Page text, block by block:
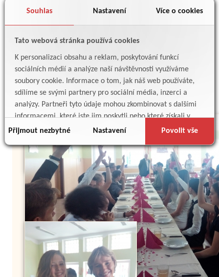
Souhlas Nastavení Více o cookies
Tato webová stránka používá cookies
K personalizaci obsahu a reklam, poskytování funkcí
sociálních médií a analýze naší návštěvnosti využíváme
soubory cookie. Informace o tom, jak náš web používáte,
sdílíme se svými partnery pro sociální média, inzerci a
analýzy. Partneři tyto údaje mohou zkombinovat s dalšími
informacemi, které jste jim poskytli nebo které získali v
důsledku toho, že používáte jejich služby.
Přijmout nezbytné Nastavení Povolit vše